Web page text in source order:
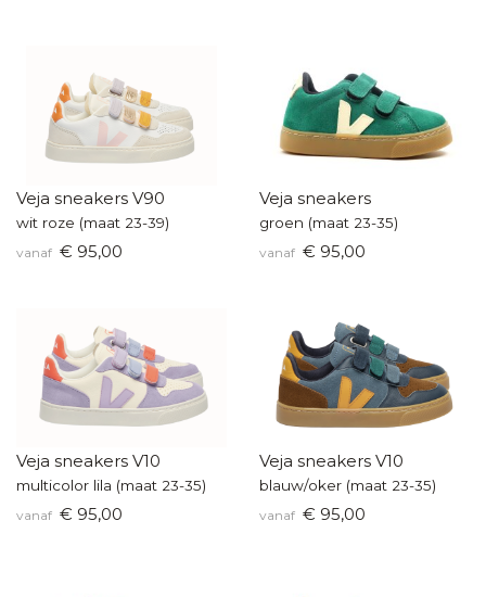
Veja sneakers V90
wit roze (maat 23-39)
vanaf € 95,00
Veja sneakers
groen (maat 23-35)
vanaf € 95,00
Veja sneakers V10
multicolor lila (maat 23-35)
vanaf € 95,00
Veja sneakers V10
blauw/oker (maat 23-35)
vanaf € 95,00